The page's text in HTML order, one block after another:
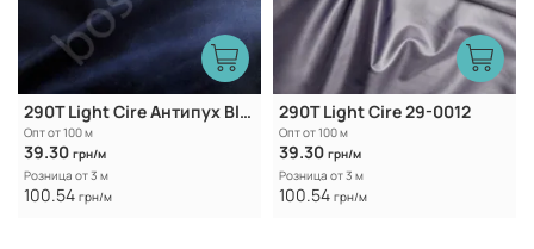
290T Light Cire Антипух Black Iris
Опт от 100 м
39.30 грн/м
Розница от 3 м
100.54 грн/м
290T Light Cire 29-0012
Опт от 100 м
39.30 грн/м
Розница от 3 м
100.54 грн/м